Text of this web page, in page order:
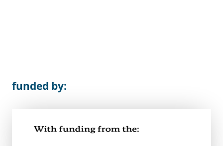
funded by: